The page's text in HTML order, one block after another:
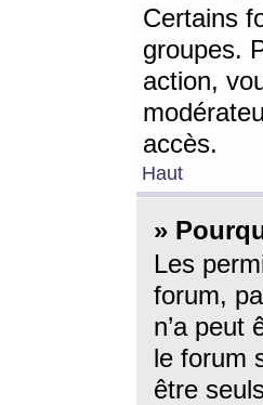
Certains
groupes.
action,
accès.
Haut
»
Les
forum,
n’a peut
le forum
être